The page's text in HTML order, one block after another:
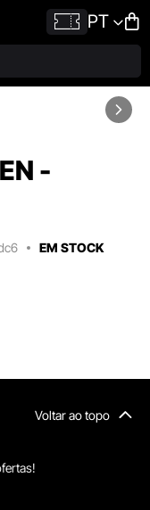
PT
-
EM STOCK
Voltar ao topo